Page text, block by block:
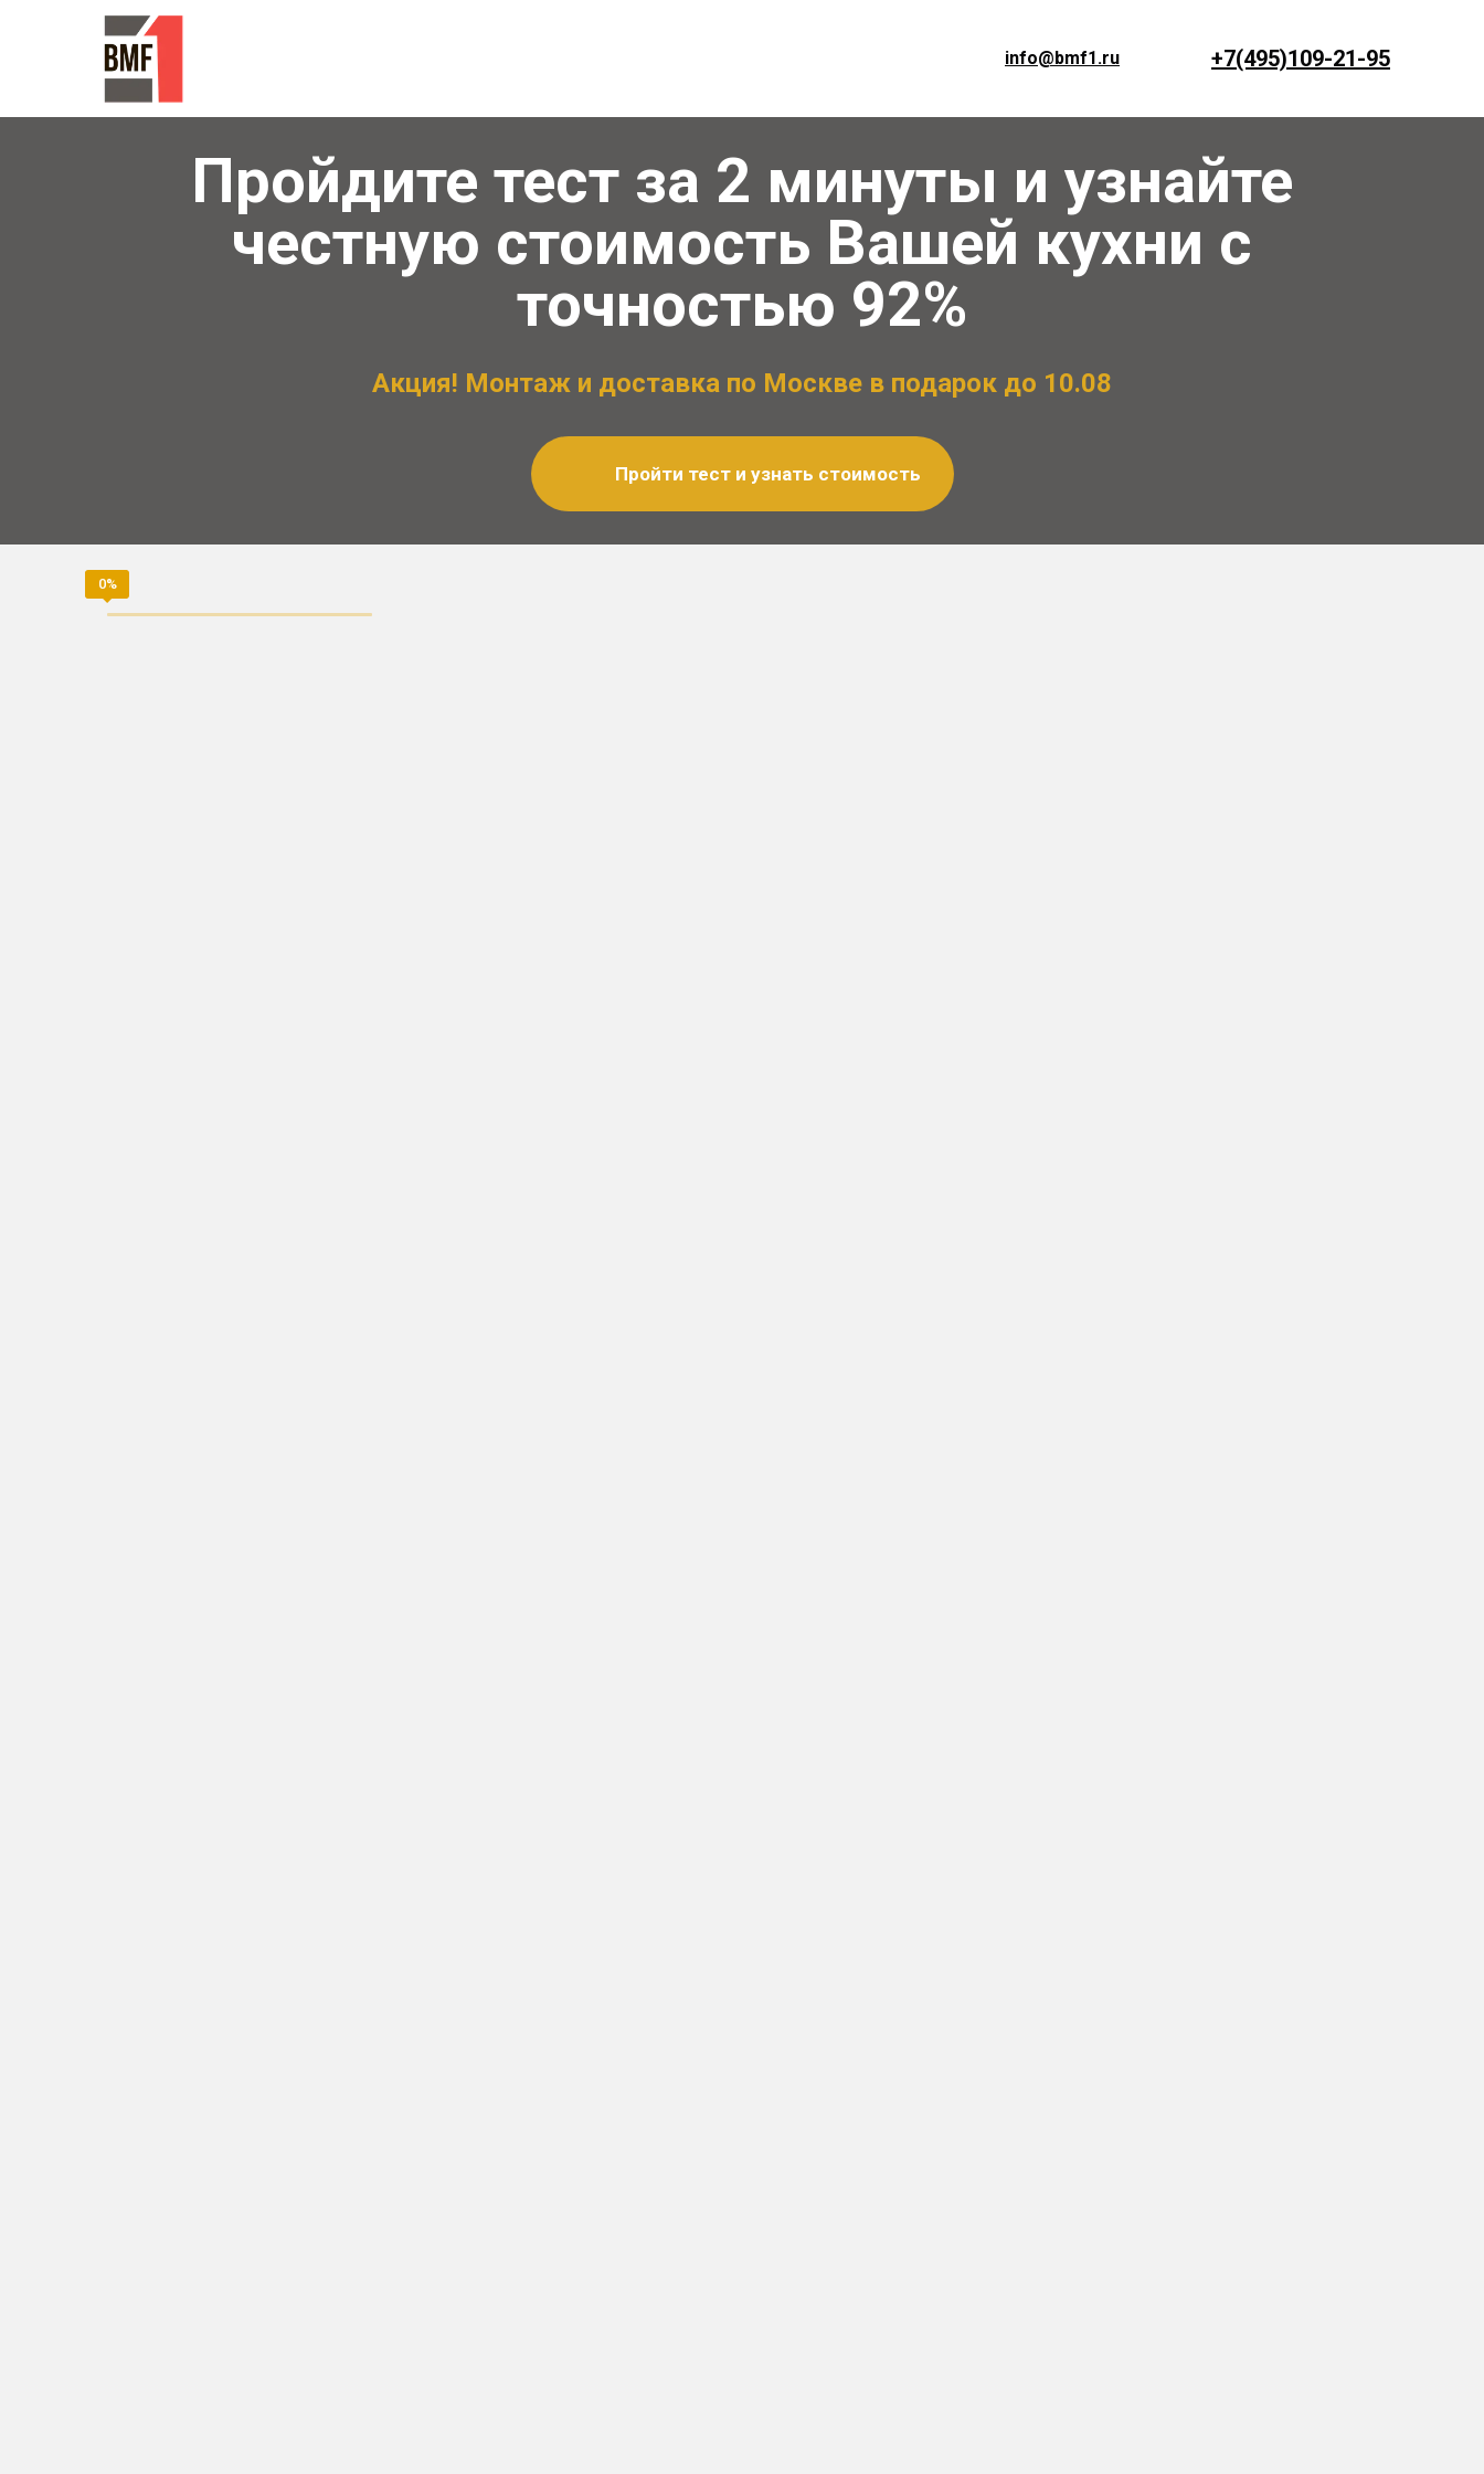
info@bmf1.ru +7(495)109-21-95
Пройдите тест за 2 минуты и узнайте
честную стоимость Вашей кухни с
точностью 92%
Акция! Монтаж и доставка по Москве в подарок до 10.08
Пройти тест и узнать стоимость